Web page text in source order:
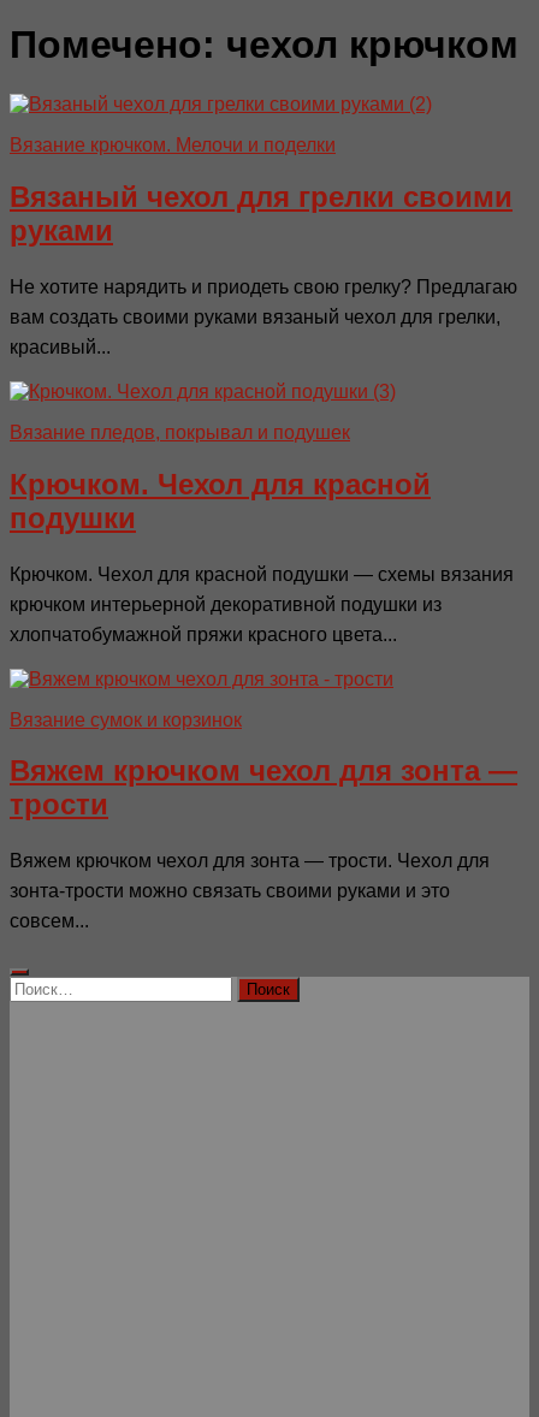
Помечено: чехол крючком
Вязание крючком. Мелочи и поделки
Вязаный чехол для грелки своими
руками
Не хотите нарядить и приодеть свою грелку? Предлагаю
вам создать своими руками вязаный чехол для грелки,
красивый...
Вязание пледов, покрывал и подушек
Крючком. Чехол для красной
подушки
Крючком. Чехол для красной подушки — схемы вязания
крючком интерьерной декоративной подушки из
хлопчатобумажной пряжи красного цвета...
Вязание сумок и корзинок
Вяжем крючком чехол для зонта —
трости
Вяжем крючком чехол для зонта — трости. Чехол для
зонта-трости можно связать своими руками и это
совсем...
Найти: